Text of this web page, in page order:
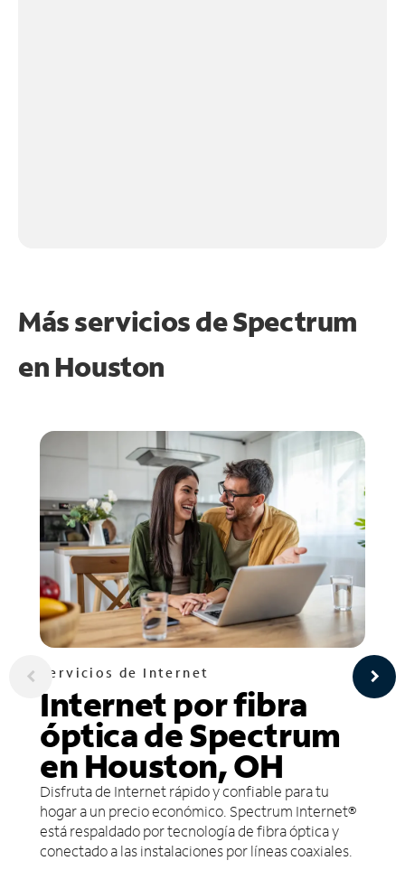
Más servicios de Spectrum
en Houston
Servicios de Internet
Internet por fibra
óptica de Spectrum
en Houston, OH
Disfruta de Internet rápido y confiable para tu
hogar a un precio económico. Spectrum Internet®
está respaldado por tecnología de fibra óptica y
conectado a las instalaciones por líneas coaxiales.